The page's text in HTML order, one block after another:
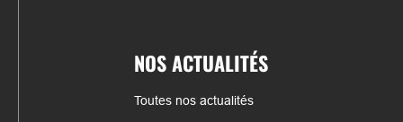
NOS ACTUALITÉS
Toutes nos actualités